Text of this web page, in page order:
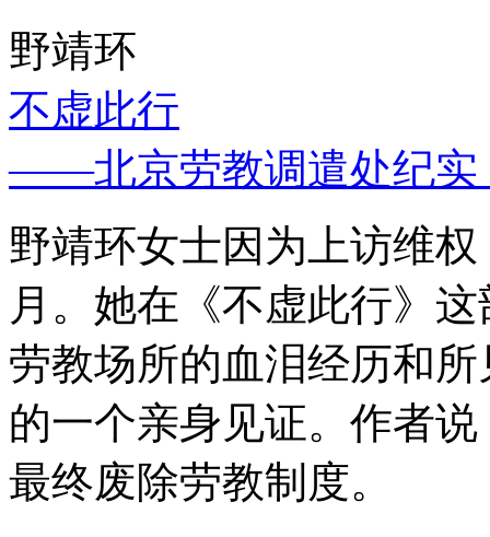
野靖环
不虚此行
——北京劳教调遣处纪实
野靖环女士因为上访维
月。她在《不虚此行》
劳教场所的血泪经历和
的一个亲身见证。作者
最终废除劳教制度。